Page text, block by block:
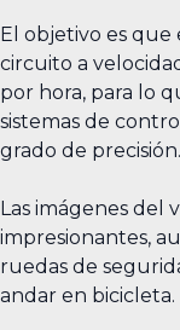
El objetivo es que
circuito a
por hora, para lo
sistemas de
grado de precisión.
Las imágenes del
impresionantes,
ruedas de
andar en bicicleta.